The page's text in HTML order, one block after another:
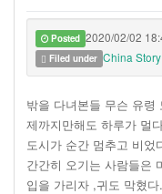
Posted 2020/02/02
Filed under China Story
밖을 다녀본들 무슨 유령
제까지만해도 하루가 멀
도시가 순간 멈추고 비었
간간히 오기는 사람들은
입을 가리자 ,귀도 막혔